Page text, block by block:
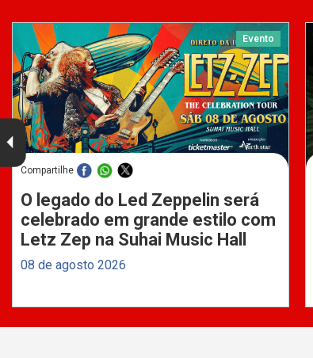
Evento
Compartilhe
O legado do Led Zeppelin será
celebrado em grande estilo com
Letz Zep na Suhai Music Hall
08 de agosto 2026